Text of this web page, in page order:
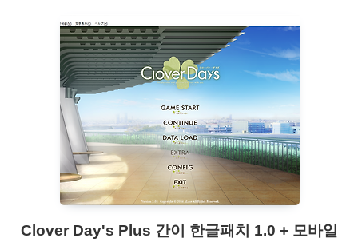
Clover Day's Plus 간이 한글패치 1.0 + 모바일